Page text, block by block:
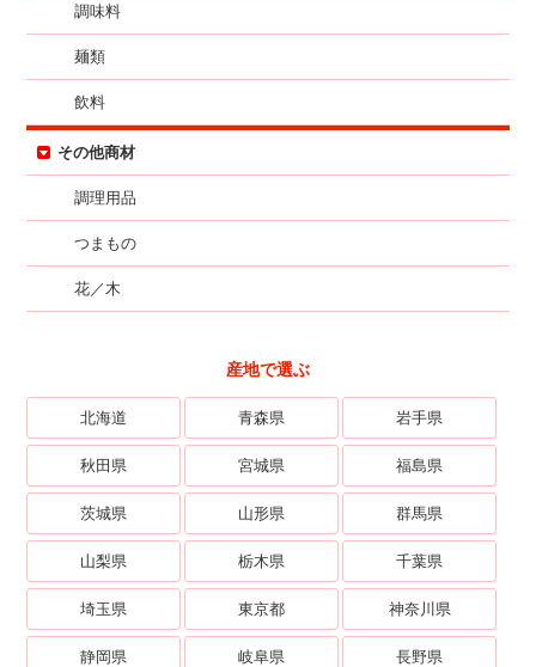
調味料
麺類
飲料
その他商材
調理用品
つまもの
花／木
産地で選ぶ
北海道 青森県 岩手県
秋田県 宮城県 福島県
茨城県 山形県 群馬県
山梨県 栃木県 千葉県
埼玉県 東京都 神奈川県
静岡県 岐阜県 長野県